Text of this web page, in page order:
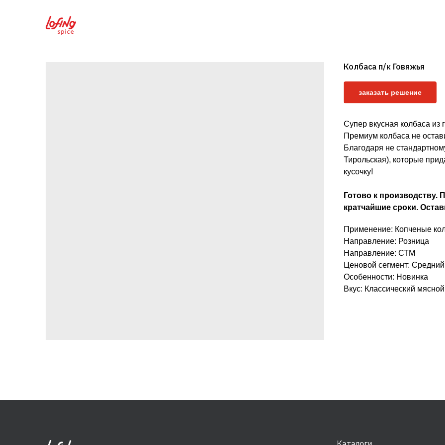
Колбаса п/к Говяжья
заказать решение
Супер вкусная колбаса из
Премиум колбаса не
Благодаря не
Тирольская), которые
кусочку!
Готово к производству.
кратчайшие сроки.
Применение: Копченые
Направление: Розница
Направление: СТМ
Ценовой сегмент: Средний
Особенности: Новинка
Вкус: Классический мясной